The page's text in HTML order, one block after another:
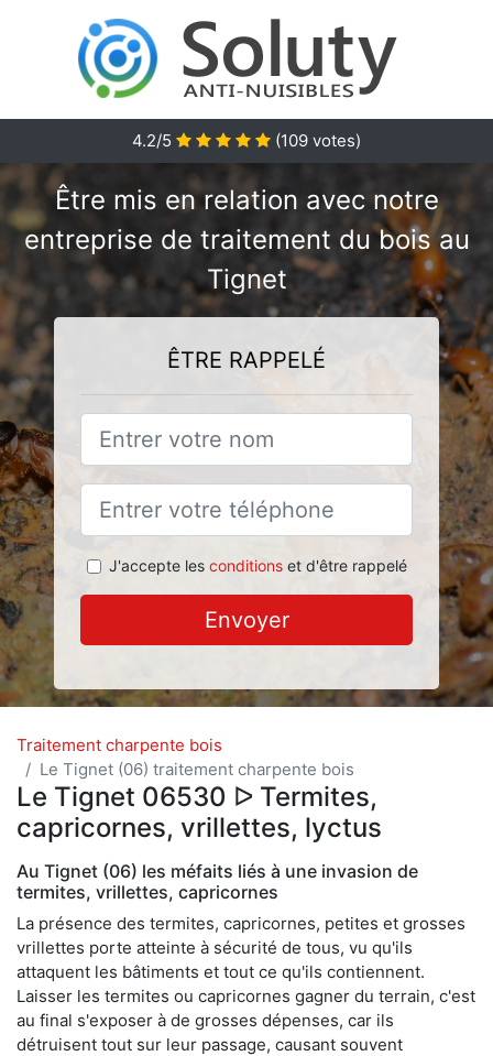
4.2/5 (109 votes)
Être mis en relation avec notre
entreprise de traitement du bois au
Tignet
ÊTRE RAPPELÉ
J'accepte les conditionset d'être rappelé
Envoyer
Traitement charpente bois
Le Tignet (06) traitement charpente bois
Le Tignet 06530 ᐅ Termites,
capricornes, vrillettes, lyctus
Au Tignet (06) les méfaits liés à une invasion de
termites, vrillettes, capricornes
La présence des termites, capricornes, petites et grosses
vrillettes porte atteinte à sécurité de tous, vu qu'ils
attaquent les bâtiments et tout ce qu'ils contiennent.
Laisser les termites ou capricornes gagner du terrain, c'est
au final s'exposer à de grosses dépenses, car ils
détruisent tout sur leur passage, causant souvent